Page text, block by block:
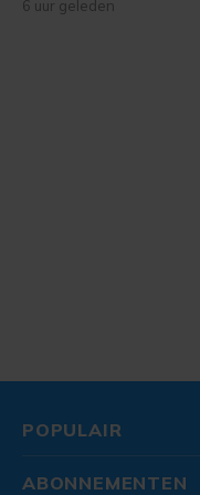
6 uur geleden
POPULAIR
ABONNEMENTEN